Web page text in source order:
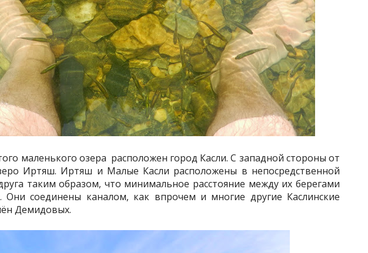
маленького озера расположен город Касли. С западной стороны от
Иртяш. Иртяш и Малые Касли расположены в непосредственной
таким образом, что минимальное расстояние между их берегами
Они соединены каналом, как впрочем и многие другие Каслинские
Демидовых.